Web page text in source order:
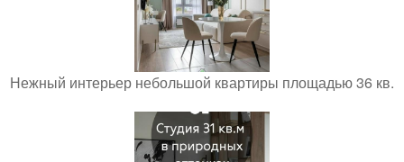
Нежный интерьер небольшой квартиры площадью 36 кв.